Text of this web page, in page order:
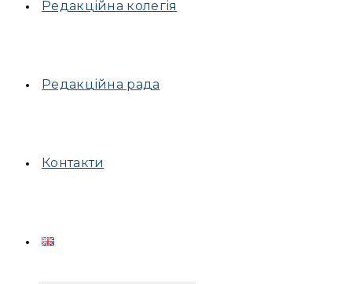
Редакційна колегія
Редакційна рада
Контакти